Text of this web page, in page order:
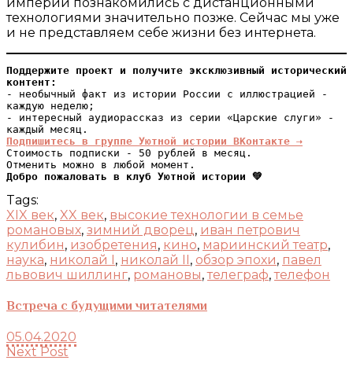
технологиями значительно позже. Сейчас мы уже
и не представляем себе жизни без интернета.
Поддержите проект и получите эксклюзивный исторический
контент:
- необычный факт из истории России с иллюстрацией -
каждую неделю;
- интересный аудиорассказ из серии «Царские слуги» -
Подпишитесь в группе Уютной истории ВКонтакте ⇢
Стоимость подписки - 50 рублей в месяц.
Добро пожаловать в клуб Уютной истории 💚
Tags:
XIX век, XX век, высокие технологии в семье
романовых, зимний дворец, иван петрович
кулибин, изобретения, кино, мариинский театр,
наука, николай I, николай II, обзор эпохи, павел
львович шиллинг, романовы,телеграф,телефон
Встреча с будущими читателями
05.04.2020
Next Post